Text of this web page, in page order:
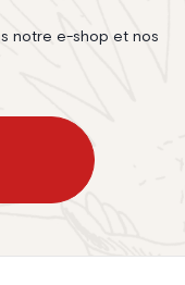
notre e-shop et nos